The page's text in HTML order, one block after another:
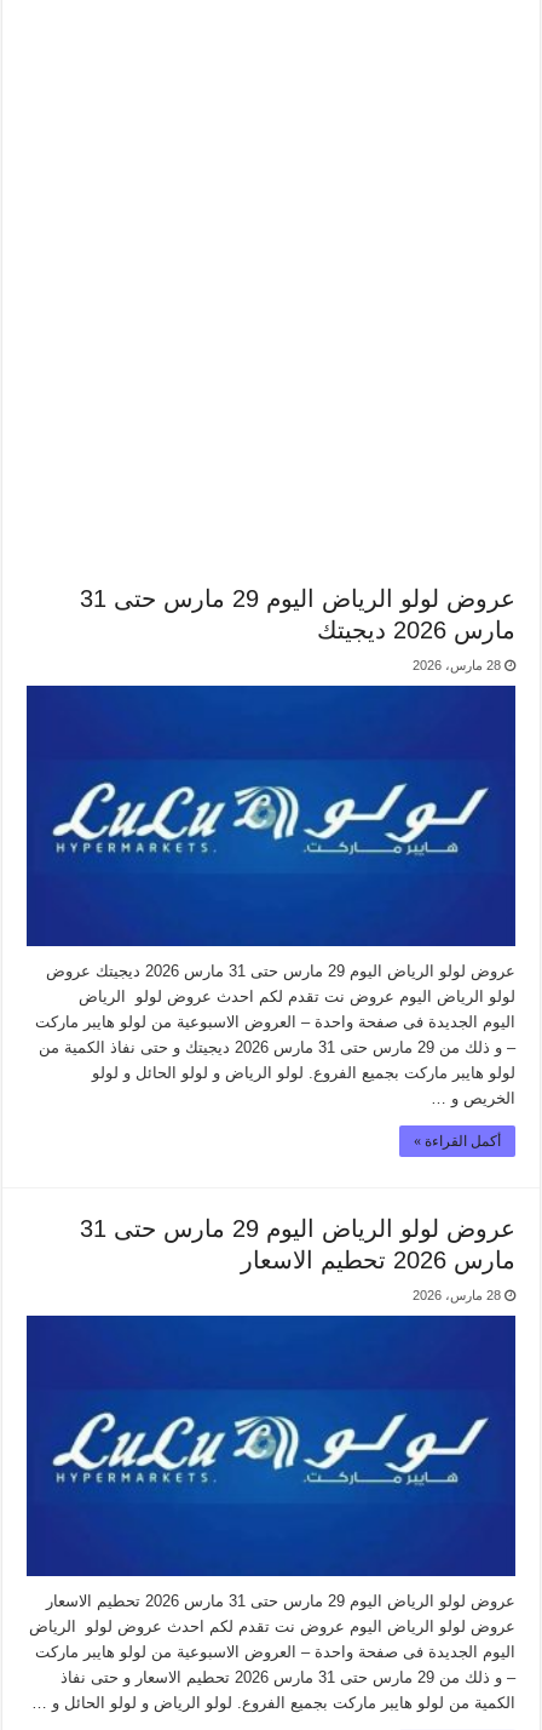
عروض لولو الرياض اليوم 29 مارس حتى 31
مارس 2026 ديجيتك
28 مارس، 2026
عروض لولو الرياض اليوم 29 مارس حتى 31 مارس 2026 ديجيتك عروض
لولو الرياض اليوم عروض نت تقدم لكم احدث عروض لولو الرياض
اليوم الجديدة فى صفحة واحدة – العروض الاسبوعية من لولو هايبر ماركت
– و ذلك من 29 مارس حتى 31 مارس 2026 ديجيتك و حتى نفاذ الكمية من
لولو هايبر ماركت بجميع الفروع. لولو الرياض و لولو الحائل و لولو
الخريص و …
أكمل القراءة »
عروض لولو الرياض اليوم 29 مارس حتى 31
مارس 2026 تحطيم الاسعار
28 مارس، 2026
عروض لولو الرياض اليوم 29 مارس حتى 31 مارس 2026 تحطيم الاسعار
عروض لولو الرياض اليوم عروض نت تقدم لكم احدث عروض لولو الرياض
اليوم الجديدة فى صفحة واحدة – العروض الاسبوعية من لولو هايبر ماركت
– و ذلك من 29 مارس حتى 31 مارس 2026 تحطيم الاسعار و حتى نفاذ
الكمية من لولو هايبر ماركت بجميع الفروع. لولو الرياض و لولو الحائل و …